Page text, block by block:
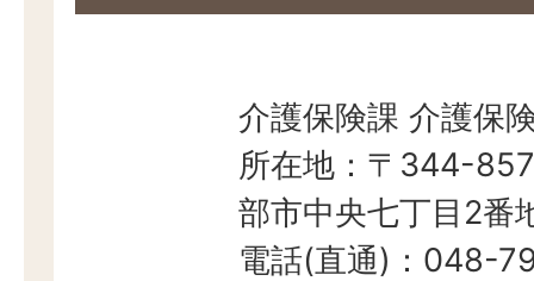
介護保険課 介護保
所在地：〒344-
部市中央七丁目2番
電話(直通)：048-